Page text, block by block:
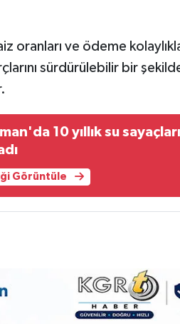
oranları ve ödeme
sürdürülebilir bir
10 yıllık su
Görüntüle